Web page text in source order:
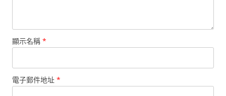
顯示名稱 *
電子郵件地址 *